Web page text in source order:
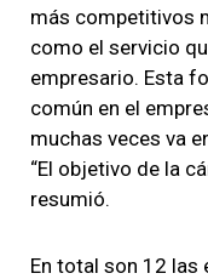
más competitivos
como el servicio
empresario. Esta
común en el
muchas veces va
“El objetivo de la
resumió.
En total son 12 las